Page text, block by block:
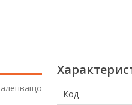
Код